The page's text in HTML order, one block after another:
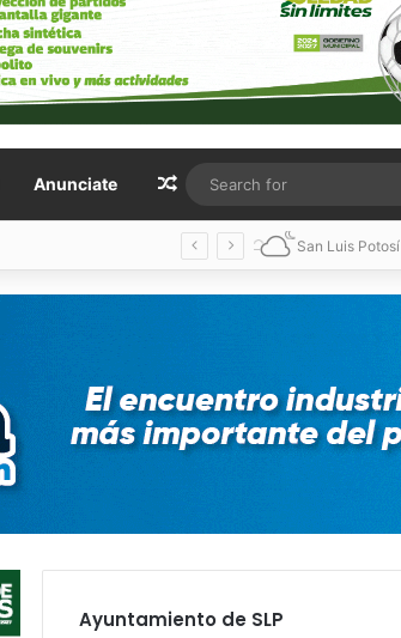
Anunciate Random Article
San Luis Potosí
Ayuntamiento de SLP